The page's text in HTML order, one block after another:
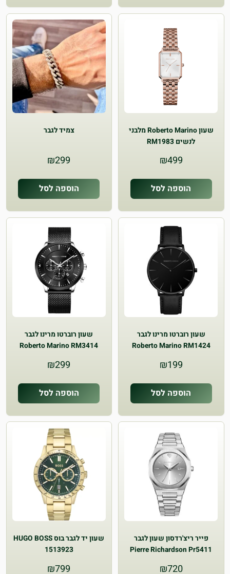
שעון Roberto Marino מלבני
לנשים RM1983
₪499
הוספה לסל
צמיד לגבר
₪299
הוספה לסל
שעון רוברטו מרינו לגבר
Roberto Marino RM1424
₪199
הוספה לסל
שעון רוברטו מרינו לגבר
Roberto Marino RM3414
₪299
הוספה לסל
פייר ריצ'רדסון שעון לגבר
Pierre Richardson Pr5411
₪720
שעון יד לגבר בוס HUGO BOSS
1513923
₪799